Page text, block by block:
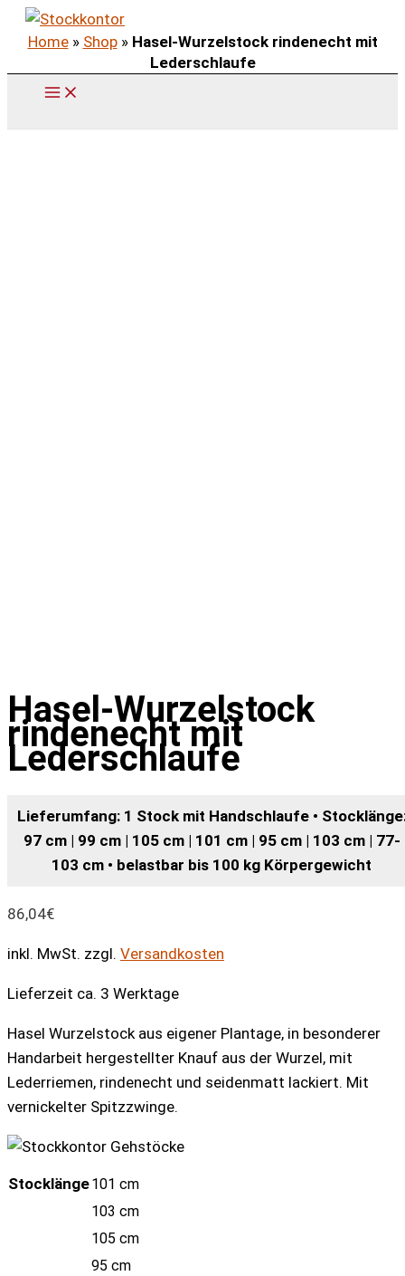
Zum
InhaltHome» Shop» Hasel-Wurzelstock rindenecht mit
Lederschlaufe
Hasel-Wurzelstock
rindenecht mit
Lederschlaufe
Lieferumfang: 1 Stock mit Handschlaufe •
97 cm | 99 cm | 105 cm | 101 cm | 95 cm | 103 cm | 77-
103 cm • belastbar bis 100 kg Körpergewicht
86,04€
inkl. MwSt. zzgl. Versandkosten
Lieferzeit ca. 3 Werktage
Hasel Wurzelstock aus eigener Plantage, in besonderer
Handarbeit hergestellter Knauf aus der Wurzel, mit
Lederriemen, rindenecht und seidenmatt lackiert. Mit
vernickelter Spitzzwinge.
Stocklänge101 cm
103 cm
105 cm
95 cm